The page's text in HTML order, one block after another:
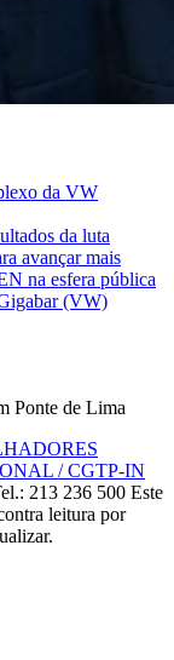
da VW
da luta
avançar mais
na esfera pública
(VW)
Ponte de Lima
/ CGTP-IN
213 236 500 Este
leitura por